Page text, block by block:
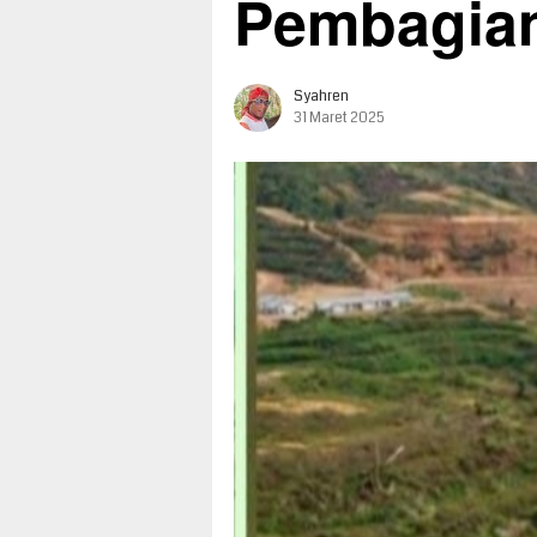
Syahren
31 Maret 2025